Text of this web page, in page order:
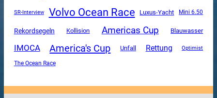
SR-Interview Volvo Ocean Race Luxus-Yacht Mini 6.50
Rekordsegeln Kollision Americas Cup Blauwasser
IMOCA America's Cup Unfall Rettung Optimist
The Ocean Race